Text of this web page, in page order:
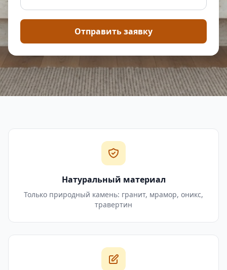
Отправить заявку
Натуральный материал
Только природный камень: гранит, мрамор, оникс,
травертин